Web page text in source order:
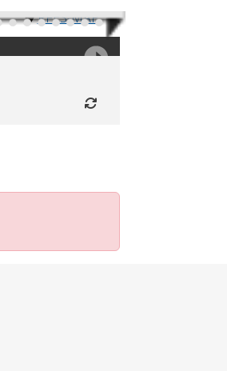
RFES-MAP
重新取得佈景設定